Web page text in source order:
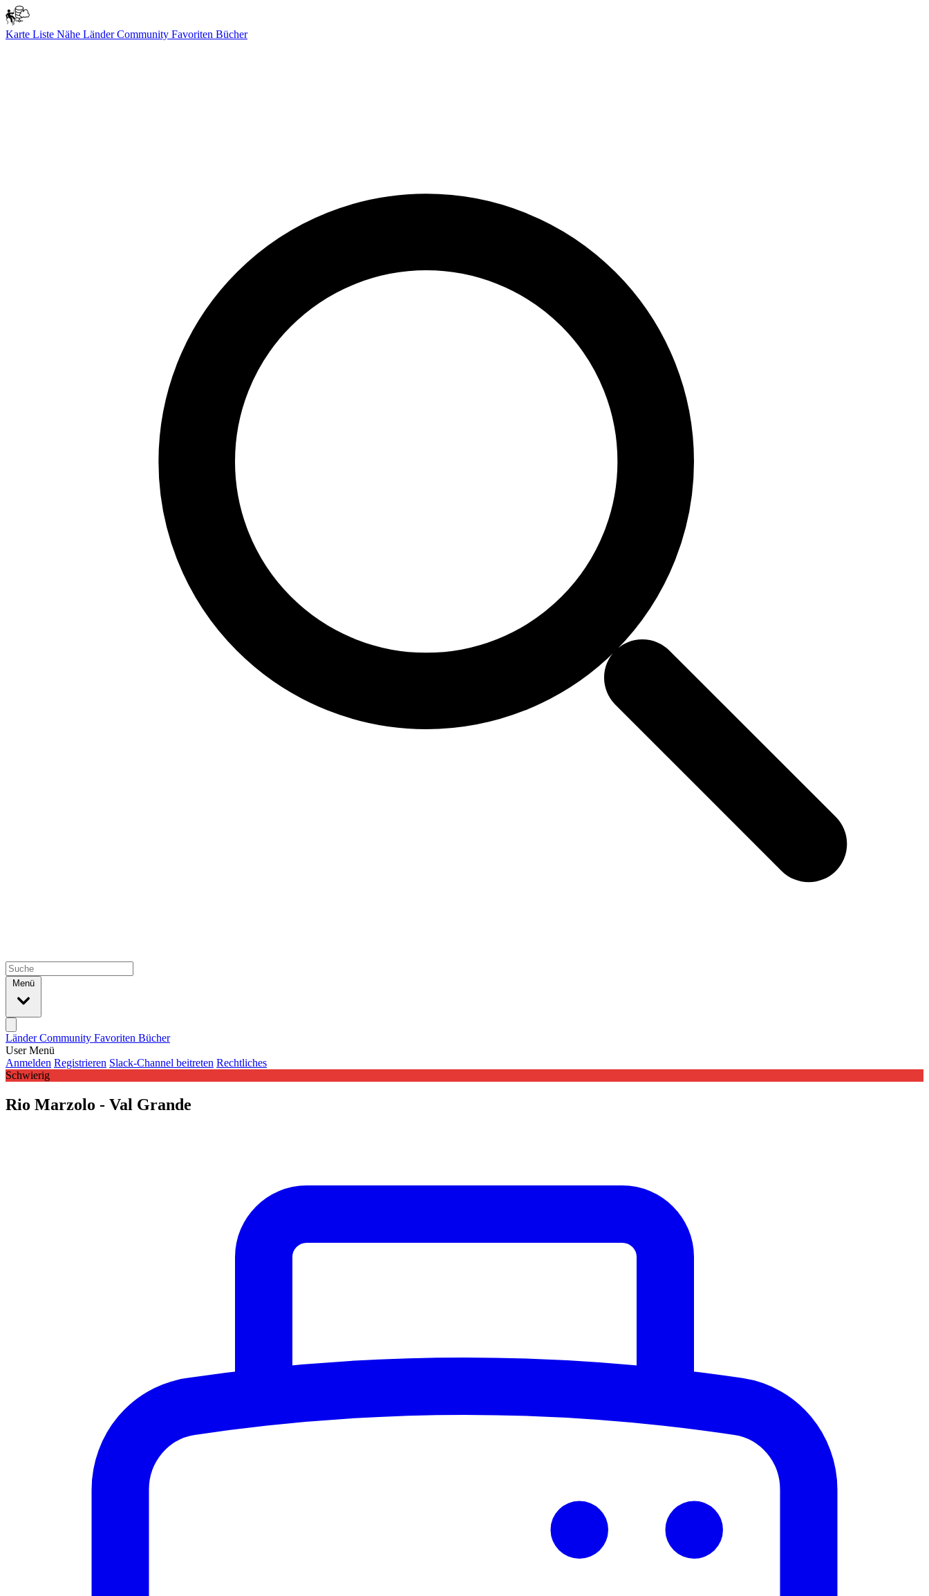
Karte Liste Nähe LänderCommunity Favoriten Bücher
Menü
LänderCommunity Favoriten Bücher
User Menü
Anmelden Registrieren Slack-Channel beitreten Rechtliches
Schwierig
Rio Marzolo - Val Grande